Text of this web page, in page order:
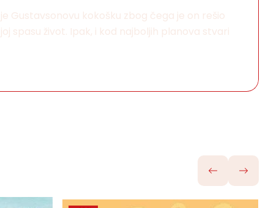
Gustavsonovu kokošku zbog čega je on rešio
spasu život. Ipak, i kod najboljih planova stvari